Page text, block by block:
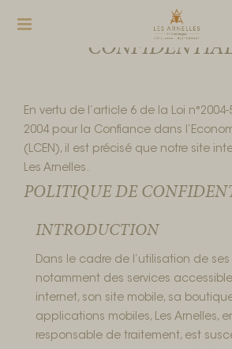
En vertu de l’article 6 de la Loi
2004 pour la Confiance dans
(LCEN), il est précisé que notre site
Les Arnelles.
POLITIQUE DE
INTRODUCTION
Dans le cadre de l’utilisation de
notamment des services
internet, son site mobile, sa
applications mobiles, Les Arnelles,
responsable de traitement, est